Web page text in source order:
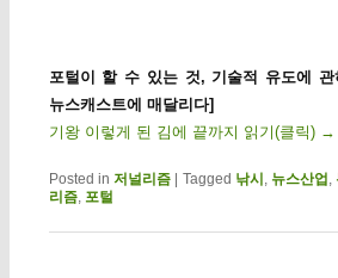
포털이 할 수 있는 것, 기술적 유도에 관
뉴스캐스트에 매달리다]
기왕 이렇게 된 김에 끝까지 읽기(클릭) →
Posted in 저널리즘 Tagged 낚시 , 뉴스산업 ,
리즘, 포털